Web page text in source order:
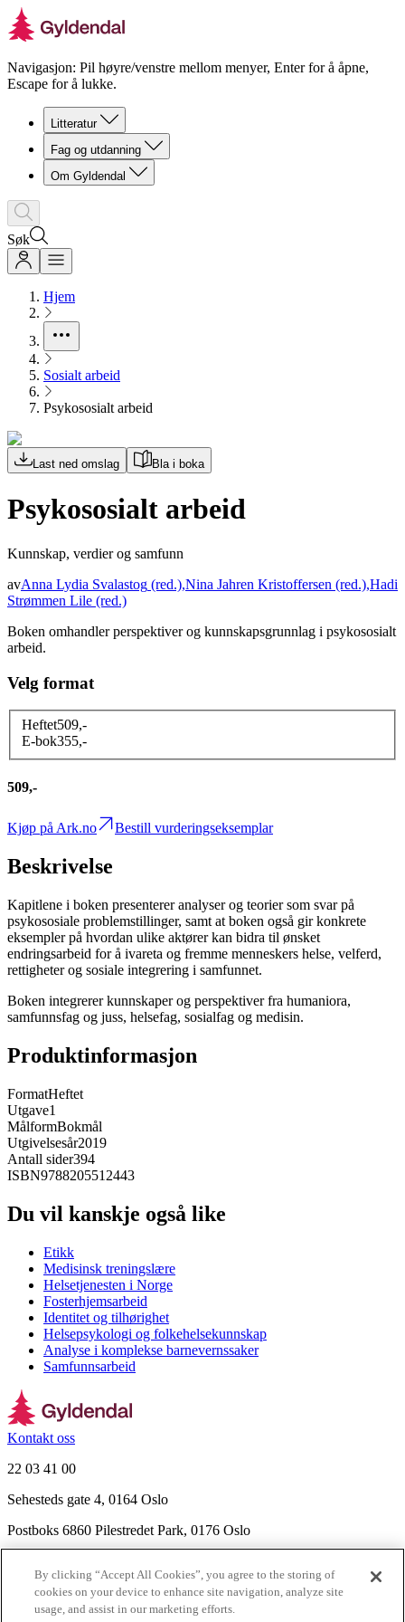
Navigasjon: Pil høyre/venstre mellom menyer, Enter for å åpne,
Escape for å lukke.
Litteratur
Fag og utdanning
Om Gyldendal
Søk
Hjem
Sosialt arbeid
Psykososialt arbeid
Last ned omslag Bla i boka
Psykososialt arbeid
Kunnskap, verdier og samfunn
avAnna Lydia Svalastog (red.),Nina Jahren Kristoffersen (red.),Hadi
Strømmen Lile (red.)
Boken omhandler perspektiver og kunnskapsgrunnlag i psykososialt
arbeid.
Velg format
Heftet509,-
E-bok355,-
509,-
Kjøp på Ark.no Bestill vurderingseksemplar
Beskrivelse
Kapitlene i boken presenterer analyser og teorier som svar på
psykososiale problemstillinger, samt at boken også gir konkrete
eksempler på hvordan ulike aktører kan bidra til ønsket
endringsarbeid for å ivareta og fremme menneskers helse, velferd,
rettigheter og sosiale integrering i samfunnet.
Boken integrerer kunnskaper og perspektiver fra humaniora,
samfunnsfag og juss, helsefag, sosialfag og medisin.
Produktinformasjon
FormatHeftet
Utgave1
MålformBokmål
Utgivelsesår2019
Antall sider394
ISBN9788205512443
Du vil kanskje også like
Etikk
Medisinsk treningslære
Helsetjenesten i Norge
Fosterhjemsarbeid
Identitet og tilhørighet
Helsepsykologi og folkehelsekunnskap
Analyse i komplekse barnevernssaker
Samfunnsarbeid
Kontakt oss
22 03 41 00
Sehesteds gate 4, 0164 Oslo
Postboks 6860 Pilestredet Park, 0176 Oslo
Nyhetsbrev
Ledige stillinger
By clicking “Accept All Cookies”, you agree to the storing of
cookies on your device to enhance site navigation, analyze site
usage, and assist in our marketing efforts.